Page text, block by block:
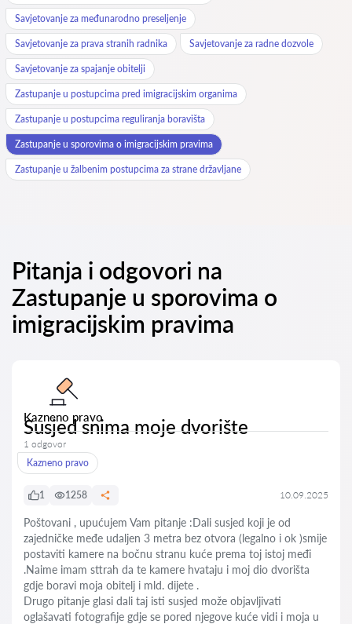
Savjetovanje za međunarodno preseljenje
Savjetovanje za prava stranih radnika Savjetovanje za radne dozvole
Savjetovanje za spajanje obitelji
Zastupanje u postupcima pred imigracijskim organima
Zastupanje u postupcima reguliranja boravišta
Zastupanje u sporovima o imigracijskim pravima
Zastupanje u žalbenim postupcima za strane državljane
Pitanja i odgovori na
Zastupanje u sporovima o
imigracijskim pravima
Kazneno pravo
Susjed snima moje dvorište
1 odgovor
Kazneno pravo
1 1258 10.09.2025
Poštovani , upućujem Vam pitanje :Dali susjed koji je od
zajedničke međe udaljen 3 metra bez otvora (legalno i ok )smije
postaviti kamere na bočnu stranu kuće prema toj istoj međi
.Naime imam sttrah da te kamere hvataju i moj dio dvorišta
gdje boravi moja obitelj i mld. dijete .
Drugo pitanje glasi dali taj isti susjed može objavljivati
oglašavati fotografije gdje se pored njegove kuće vidi i moja u